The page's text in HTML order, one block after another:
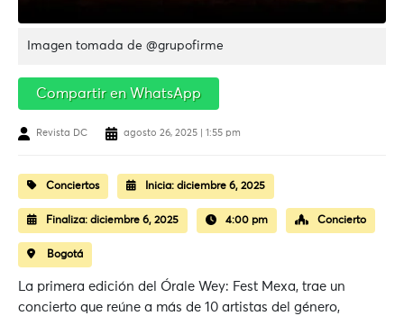
Imagen tomada de @grupofirme
Compartir en WhatsApp
Revista DC agosto 26, 2025 | 1:55 pm
Conciertos Inicia: diciembre 6, 2025
Finaliza: diciembre 6, 2025 4:00 pm Concierto
Bogotá
La primera edición del Órale Wey: Fest Mexa, trae un
concierto que reúne a más de 10 artistas del género,